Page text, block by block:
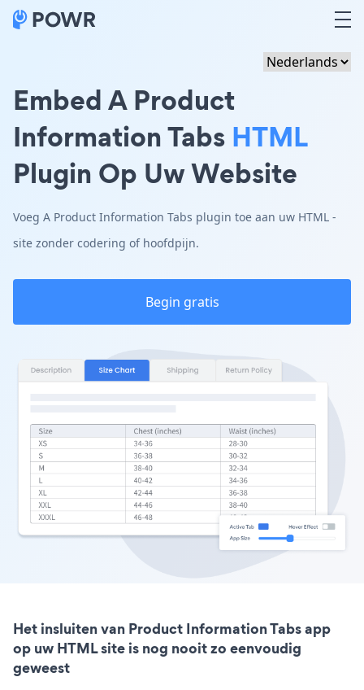
Embed A Product
Information Tabs HTML
Plugin Op Uw Website
Voeg A Product Information Tabs plugin toe aan uw HTML -
site zonder codering of hoofdpijn.
Begin gratis
Het insluiten van Product Information Tabs app
op uw HTML site is nog nooit zo eenvoudig
geweest